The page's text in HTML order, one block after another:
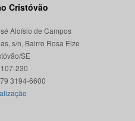
Cristóvão
Aloísio de Campos
s/n, Bairro Rosa Elze
SE
230